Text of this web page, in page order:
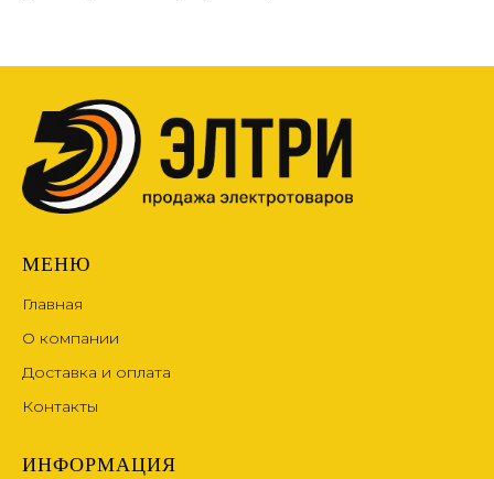
МЕНЮ
Главная
О компании
Доставка и оплата
Контакты
ИНФОРМАЦИЯ